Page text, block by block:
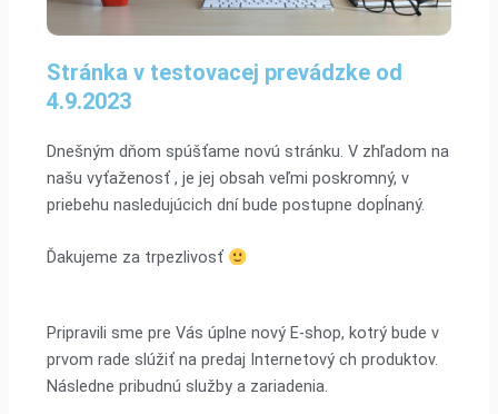
Stránka v testovacej prevádzke od
4.9.2023
Dnešným dňom spúšťame novú stránku. V zhľadom na
našu vyťaženosť , je jej obsah veľmi poskromný, v
priebehu nasledujúcich dní bude postupne dopĺnaný.
Ďakujeme za trpezlivosť
Pripravili sme pre Vás úplne nový E-shop, kotrý bude v
prvom rade slúžiť na predaj Internetový ch produktov.
Následne pribudnú služby a zariadenia.